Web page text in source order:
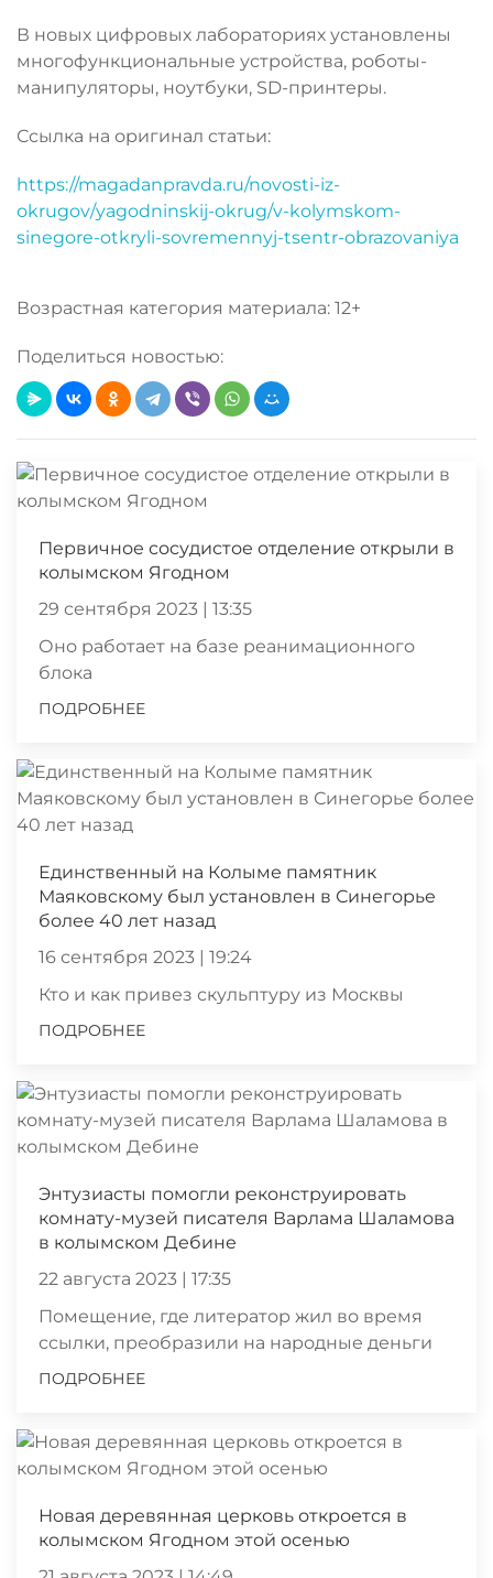
В новых цифровых лабораториях установлены
многофункциональные устройства, роботы-
манипуляторы, ноутбуки, SD-принтеры.
Ссылка на оригинал статьи:
https://magadanpravda.ru/novosti-iz-
okrugov/yagodninskij-okrug/v-kolymskom-
sinegore-otkryli-sovremennyj-tsentr-obrazovaniya
Возрастная категория материала: 12+
Поделиться новостью:
Первичное сосудистое отделение открыли в
колымском Ягодном
29 сентября 2023 | 13:35
Оно работает на базе реанимационного
блока
ПОДРОБНЕЕ
Единственный на Колыме памятник
Маяковскому был установлен в Синегорье
более 40 лет назад
16 сентября 2023 | 19:24
Кто и как привез скульптуру из Москвы
ПОДРОБНЕЕ
Энтузиасты помогли реконструировать
комнату-музей писателя Варлама Шаламова
в колымском Дебине
22 августа 2023 | 17:35
Помещение, где литератор жил во время
ссылки, преобразили на народные деньги
ПОДРОБНЕЕ
Новая деревянная церковь откроется в
колымском Ягодном этой осенью